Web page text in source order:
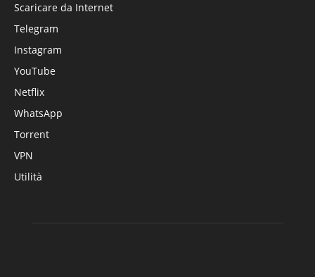
Scaricare da Internet
Telegram
Instagram
YouTube
Netflix
WhatsApp
Torrent
VPN
Utilità